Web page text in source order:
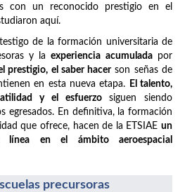
con un reconocido prestigio en el
aquí.
de la formación universitaria de
y laexperiencia acumuladapor
prestigio, el saber hacerson señas de
en esta nueva etapa.
El talento,
y el esfuerzosiguen siendo
egresados. En definitiva, la formación
que ofrece, hacen de la ETSIAE un
línea en el ámbito aeroespacial
precursoras